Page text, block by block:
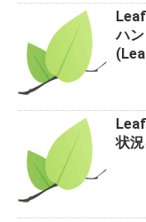
ハ
状